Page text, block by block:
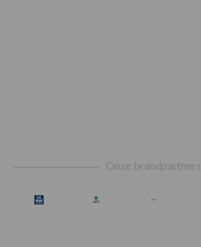
Onze brandpartners